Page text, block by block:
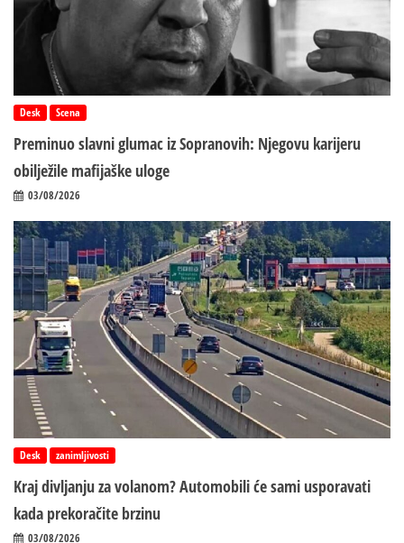
Desk Scena
Preminuo slavni glumac iz Sopranovih: Njegovu karijeru
obilježile mafijaške uloge
03/08/2026
Desk zanimljivosti
Kraj divljanju za volanom? Automobili će sami usporavati
kada prekoračite brzinu
03/08/2026